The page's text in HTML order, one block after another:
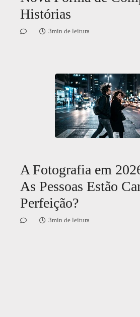
Histórias
3min de leitura
A Fotografia em
As Pessoas Estão
Perfeição?
3min de leitura